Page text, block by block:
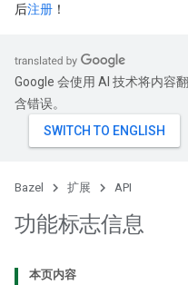
后注册 ！
Google 会使用 AI 技术将内容
含错误。
Bazel 扩展 API
功能标志信息
本页内容